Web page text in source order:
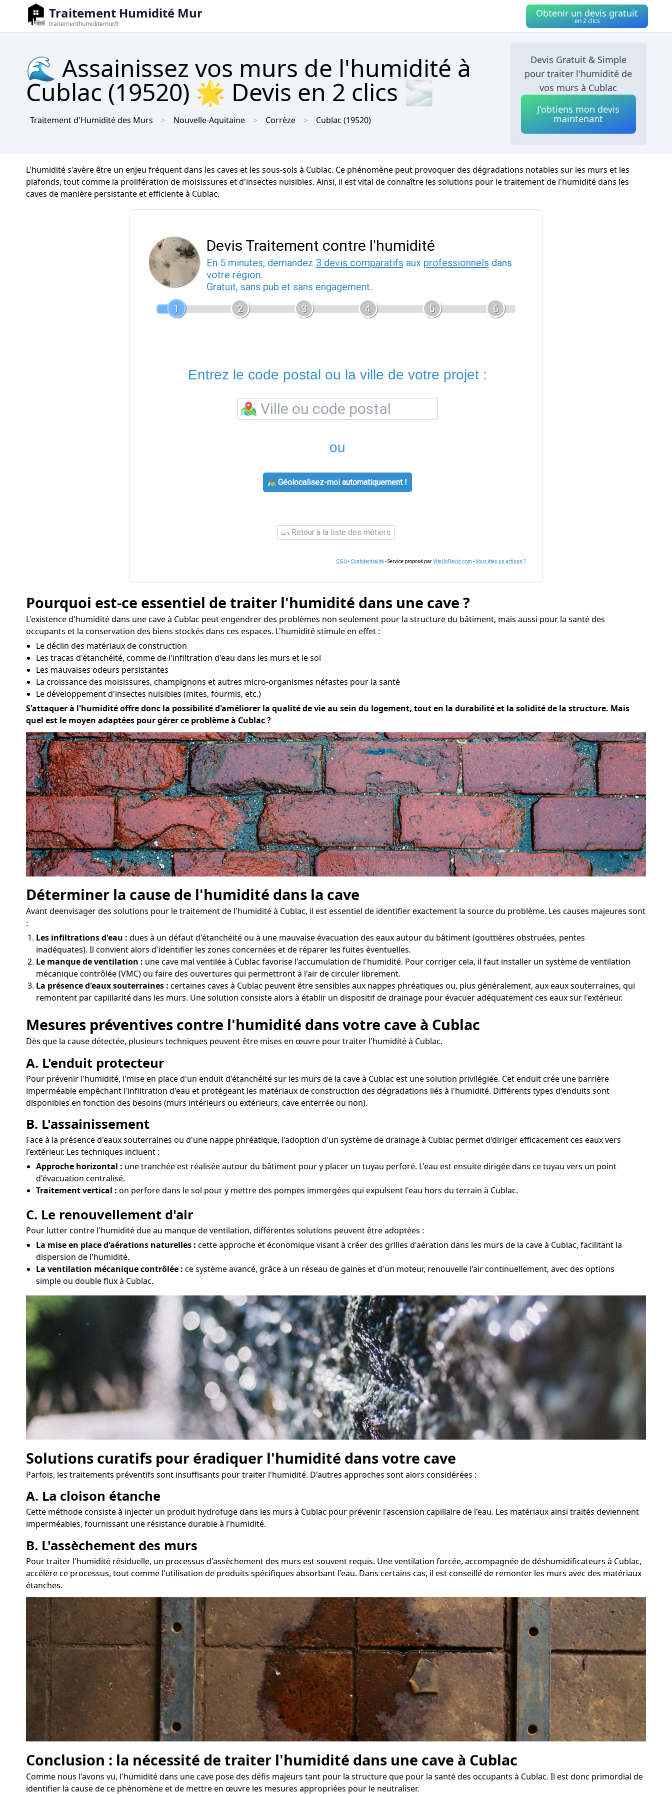
Traitement Humidité Mur
traitementhumiditemur.fr
Obtenir un devis gratuit
en 2 clics
🌊 Assainissez vos murs de l'humidité à
Cublac (19520) 🌟 Devis en 2 clics 🌫
Traitement d'Humidité des Murs Nouvelle-Aquitaine Corrèze Cublac (19520)
Devis Gratuit & Simple
pour traiter l'humidité de
vos murs à Cublac
J'obtiens mon devis
maintenant
L'humidité s'avère être un enjeu fréquent dans les caves et les sous-sols à Cublac. Ce phénomène peut provoquer des dégradations notables sur les murs et les
plafonds, tout comme la prolifération de moisissures et d'insectes nuisibles. Ainsi, il est vital de connaître les solutions pour le traitement de l'humidité dans les
caves de manière persistante et efficiente à Cublac.
Devis Traitement contre l'humidité
En 5 minutes, demandez 3 devis comparatifs aux professionnels dans
votre région.
Gratuit, sans pub et sans engagement.
1
2 3 4 5 6
Entrez le code postal ou la ville de votre projet :
ou
Géolocalisez-moi automatiquement !
Retour à la liste des métiers
CGU - Confidentialité- Service proposé parViteUnDevis.com -Vous êtes un artisan ?
Pourquoi est-ce essentiel de traiter l'humidité dans une cave ?
L'existence d'humidité dans une cave à Cublac peut engendrer des problèmes non seulement pour la structure du bâtiment, mais aussi pour la santé des
occupants et la conservation des biens stockés dans ces espaces. L'humidité stimule en effet :
Le déclin des matériaux de construction
Les tracas d'étanchéité, comme de l'infiltration d'eau dans les murs et le sol
Les mauvaises odeurs persistantes
La croissance des moisissures, champignons et autres micro-organismes néfastes pour la santé
Le développement d'insectes nuisibles (mites, fourmis, etc.)
S'attaquer à l'humidité offre donc la possibilité d'améliorer la qualité de vie au sein du logement, tout en la durabilité et la solidité de la structure. Mais
quel est le moyen adaptées pour gérer ce problème à Cublac ?
Déterminer la cause de l'humidité dans la cave
Avant deenvisager des solutions pour le traitement de l'humidité à Cublac, il est essentiel de identifier exactement la source du problème. Les causes majeures sont
:
Les infiltrations d'eau : dues à un défaut d'étanchéité ou à une mauvaise évacuation des eaux autour du bâtiment (gouttières obstruées, pentes
inadéquates). Il convient alors d'identifier les zones concernées et de réparer les fuites éventuelles.
Le manque de ventilation : une cave mal ventilée à Cublac favorise l'accumulation de l'humidité. Pour corriger cela, il faut installer un système de ventilation
mécanique contrôlée (VMC) ou faire des ouvertures qui permettront à l'air de circuler librement.
La présence d'eaux souterraines : certaines caves à Cublac peuvent être sensibles aux nappes phréatiques ou, plus généralement, aux eaux souterraines, qui
remontent par capillarité dans les murs. Une solution consiste alors à établir un dispositif de drainage pour évacuer adéquatement ces eaux sur l'extérieur.
Mesures préventives contre l'humidité dans votre cave à Cublac
Dès que la cause détectée, plusieurs techniques peuvent être mises en œuvre pour traiter l'humidité à Cublac.
A. L'enduit protecteur
Pour prévenir l'humidité, l'mise en place d'un enduit d'étanchéité sur les murs de la cave à Cublac est une solution privilégiée. Cet enduit crée une barrière
imperméable empêchant l'infiltration d'eau et protégeant les matériaux de construction des dégradations liés à l'humidité. Différents types d'enduits sont
disponibles en fonction des besoins (murs intérieurs ou extérieurs, cave enterrée ou non).
B. L'assainissement
Face à la présence d'eaux souterraines ou d'une nappe phréatique, l'adoption d'un système de drainage à Cublac permet d'diriger efficacement ces eaux vers
l'extérieur. Les techniques incluent :
Approche horizontal : une tranchée est réalisée autour du bâtiment pour y placer un tuyau perforé. L'eau est ensuite dirigée dans ce tuyau vers un point
d'évacuation centralisé.
Traitement vertical : on perfore dans le sol pour y mettre des pompes immergées qui expulsent l'eau hors du terrain à Cublac.
C. Le renouvellement d'air
Pour lutter contre l'humidité due au manque de ventilation, différentes solutions peuvent être adoptées :
La mise en place d'aérations naturelles : cette approche et économique visant à créer des grilles d'aération dans les murs de la cave à Cublac, facilitant la
dispersion de l'humidité.
La ventilation mécanique contrôlée : ce système avancé, grâce à un réseau de gaines et d'un moteur, renouvelle l'air continuellement, avec des options
simple ou double flux à Cublac.
Solutions curatifs pour éradiquer l'humidité dans votre cave
Parfois, les traitements préventifs sont insuffisants pour traiter l'humidité. D'autres approches sont alors considérées :
A. La cloison étanche
Cette méthode consiste à injecter un produit hydrofuge dans les murs à Cublac pour prévenir l'ascension capillaire de l'eau. Les matériaux ainsi traités deviennent
imperméables, fournissant une résistance durable à l'humidité.
B. L'assèchement des murs
Pour traiter l'humidité résiduelle, un processus d'assèchement des murs est souvent requis. Une ventilation forcée, accompagnée de déshumidificateurs à Cublac,
accélère ce processus, tout comme l'utilisation de produits spécifiques absorbant l'eau. Dans certains cas, il est conseillé de remonter les murs avec des matériaux
étanches.
Conclusion : la nécessité de traiter l'humidité dans une cave à Cublac
Comme nous l'avons vu, l'humidité dans une cave pose des défis majeurs tant pour la structure que pour la santé des occupants à Cublac. Il est donc primordial de
identifier la cause de ce phénomène et de mettre en œuvre les mesures appropriées pour le neutraliser.